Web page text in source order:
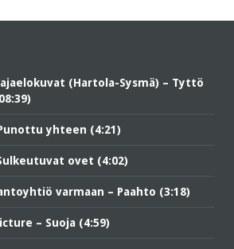
(Hartola-Sysmä) – Tyttö
yhteen (4:21)
ovet (4:02)
varmaan – Paahto (3:18)
– Suoja (4:59)